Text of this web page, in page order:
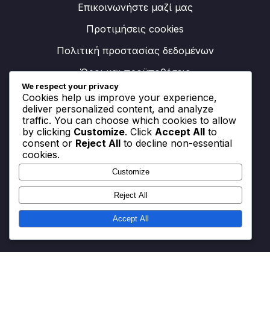
Επικοινωνήστε μαζί μας
Προτιμήσεις cookies
Πολιτική προστασίας δεδομένων
Όροι και προϋποθέσεις
Κατηγορίες
Διαδικασία Εξαργύρωσης V-Bucks
Μέγιστη Αξιοποίηση Battle Pass και Εκδηλώσεων
Στρατηγικές Εξαργύρωσης Κωδικών
Επιβράβευσης
We respect your privacy
Cookies help us improve your experience,
deliver personalized content, and analyze
traffic. You can choose which cookies to allow
by clicking Customize. Click Accept All to
consent or Reject All to decline non-essential
cookies.
Customize
Reject All
Accept All